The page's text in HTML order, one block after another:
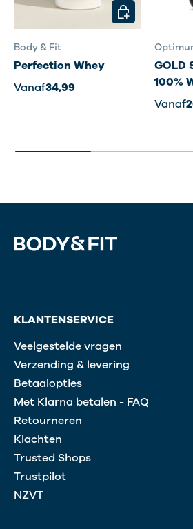
Body & Fit
Perfection Whey
Vanaf34,99
KIES
GOLD
100%
Vanaf
KLANTENSERVICE
Veelgestelde vragen
Verzending & levering
Betaalopties
Met Klarna betalen - FAQ
Retourneren
Klachten
Trusted Shops
Trustpilot
NZVT